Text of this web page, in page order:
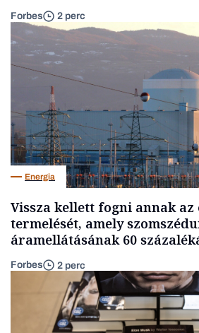
Forbes 2 perc
Energia
Vissza kellett fogni annak az
termelését, amely
áramellátásának 60
Forbes 2 perc